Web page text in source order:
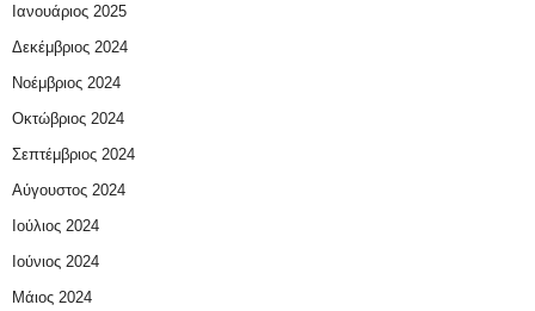
Ιανουάριος 2025
Δεκέμβριος 2024
Νοέμβριος 2024
Οκτώβριος 2024
Σεπτέμβριος 2024
Αύγουστος 2024
Ιούλιος 2024
Ιούνιος 2024
Μάιος 2024